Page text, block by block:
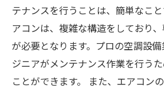
テナンスを行うことは、簡単なこ
アコンは、複雑な構造をしており
が必要となります。プロの空調設
ジニアがメンテナンス作業を行う
ことができます。 また、エアコン